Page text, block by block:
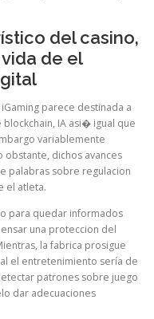
del casino,
de el
parece destinada a
IA asi� igual que
variablemente
dichos avances
palabras sobre regulacion
el atleta.
para quedar informados
una proteccion del
la fabrica prosigue
el entretenimiento serí­a de
patrones sobre juego
dar adecuaciones